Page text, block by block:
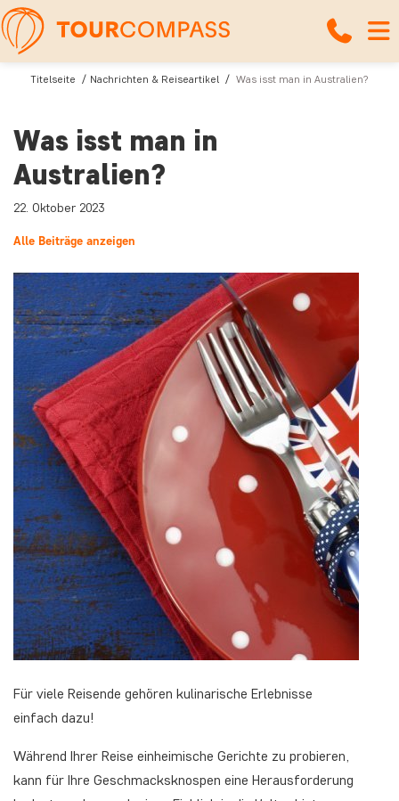
Titelseite Nachrichten & Reiseartikel Was isst man in Australien?
Was isst man in
Australien?
22. Oktober 2023
Alle Beiträge anzeigen
Für viele Reisende gehören kulinarische Erlebnisse
einfach dazu!
Während Ihrer Reise einheimische Gerichte zu probieren,
kann für Ihre Geschmacksknospen eine Herausforderung